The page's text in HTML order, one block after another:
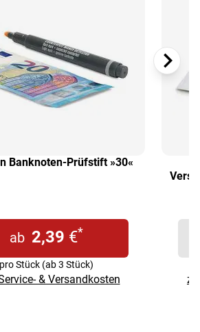
Banknoten-Prüfstift »30«
ab 2,39 €*
pro Stück (ab 3 Stück)
& Versandkosten